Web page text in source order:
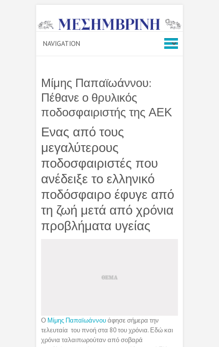
Μίμης Παπαϊωάννου:
Πέθανε ο θρυλικός
ποδοσφαιριστής της ΑΕΚ
Ενας από τους
μεγαλύτερους
ποδοσφαιριστές που
ανέδειξε το ελληνικό
ποδόσφαιρο έφυγε από
τη ζωή μετά από χρόνια
προβλήματα υγείας
Ο Μίμης Παπαϊωάννουάφησε σήμερα την
τελευταία του πνοή στα 80 του χρόνια. Εδώ και
χρόνια ταλαιπωρούταν από σοβαρά